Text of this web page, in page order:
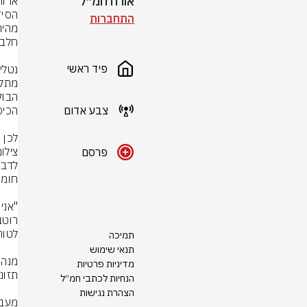
התחברות
פיד ראשי
צבע אדום
פרסם
תמיכה
תנאי שימוש
מדיניות פרטיות
הנחיות לכתבי חמ״ל
הצהרת נגישות